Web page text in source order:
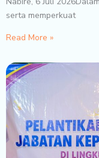
serta memperkuat
Read More »